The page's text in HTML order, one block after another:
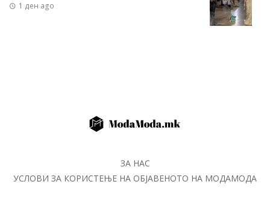
1 ден ago
ЗА НАС
УСЛОВИ ЗА КОРИСТЕЊЕ НА ОБЈАВЕНОТО НА МОДАМОДА